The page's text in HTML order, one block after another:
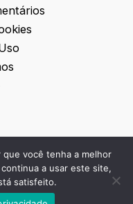
Notícias
que você tenha a melhor
a usar este site,
satisfeito.